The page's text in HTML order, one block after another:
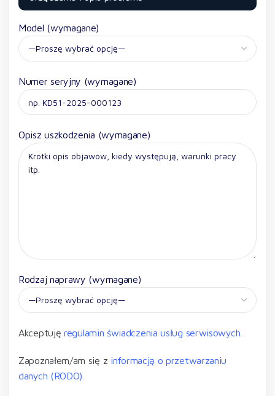
Model (wymagane)
Numer seryjny (wymagane)
Opisz uszkodzenia (wymagane)
Rodzaj naprawy (wymagane)
Akceptuję regulamin świadczenia usług serwisowych
Zapoznałem/am się z informacją o przetwarzaniu
danych (RODO)